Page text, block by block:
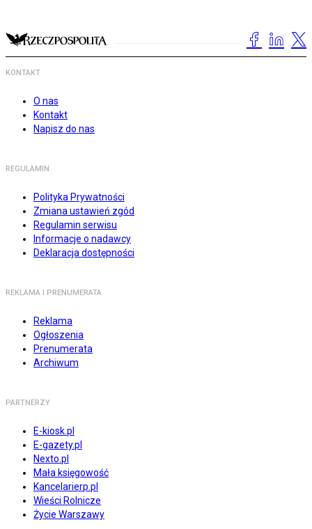
KONTAKT
O nas
Kontakt
Napisz do nas
REGULAMIN
Polityka Prywatności
Zmiana ustawień zgód
Regulamin serwisu
Informacje o nadawcy
Deklaracja dostępności
REKLAMA I PRENUMERATA
Reklama
Ogłoszenia
Prenumerata
Archiwum
PARTNERZY
E-kiosk.pl
E-gazety.pl
Nexto.pl
Mała księgowość
Kancelarierp.pl
Wieści Rolnicze
Życie Warszawy